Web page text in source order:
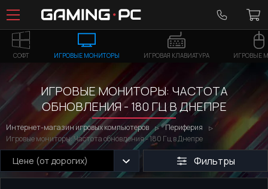
СОФТ ИГРОВЫЕ МОНИТОРЫ ИГРОВАЯ КЛАВИАТУРА ИГРОВЫЕ
ИГРОВЫЕ МОНИТОРЫ: ЧАСТОТА
ОБНОВЛЕНИЯ - 180 ГЦ В ДНЕПРЕ
Интернет-магазин игровых компьютеров
Периферия
Игровые мониторы: Частота обновления - 180 Гц в Днепре
Цене (от дорогих) Фильтры